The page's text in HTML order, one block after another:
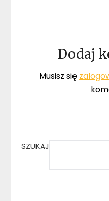
Dodaj
Musisz się
SZUKAJ